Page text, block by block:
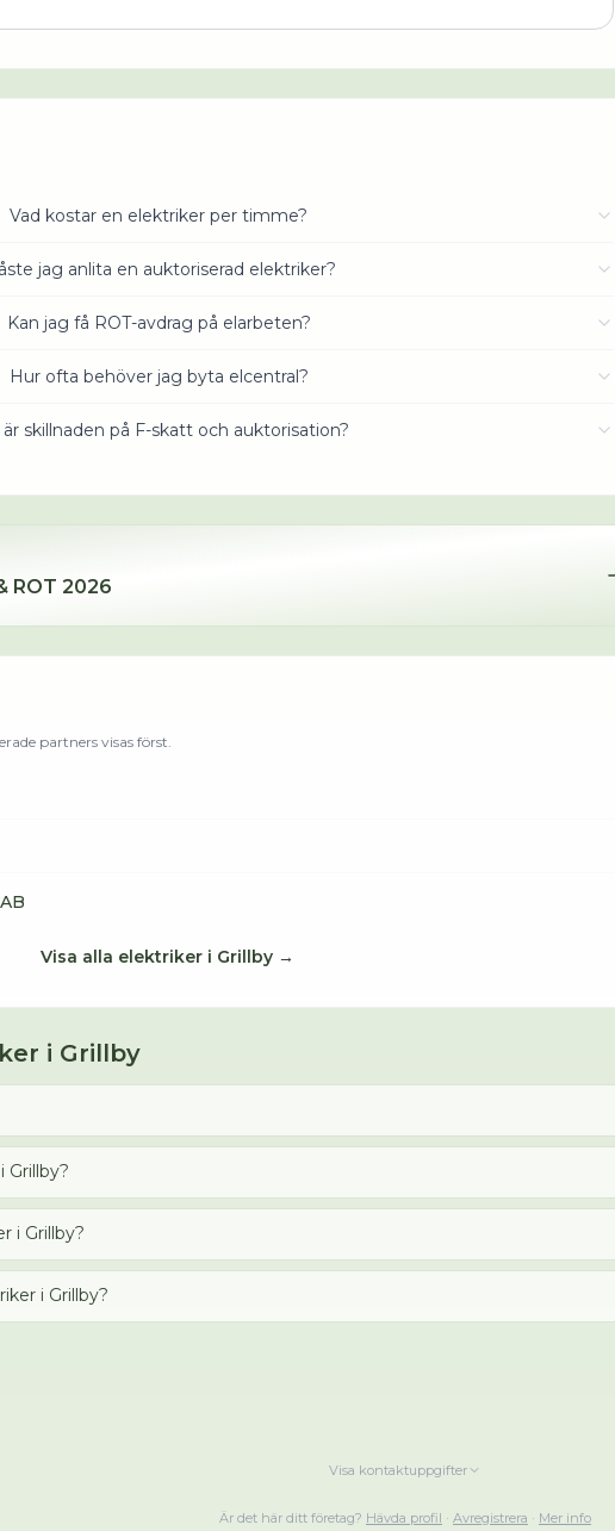
Vad kostar en elektriker per timme?
jag anlita en auktoriserad elektriker?
Kan jag få ROT-avdrag på elarbeten?
Hur ofta behöver jag byta elcentral?
är skillnaden på F-skatt och auktorisation?
ROT 2026
partners visas först.
Visa alla elektrikeri Grillby→
i Grillby
Grillby?
i Grillby?
i Grillby?
Visa kontaktuppgifter
Är det här ditt företag? Hävda profil · Avregistrera · Mer info